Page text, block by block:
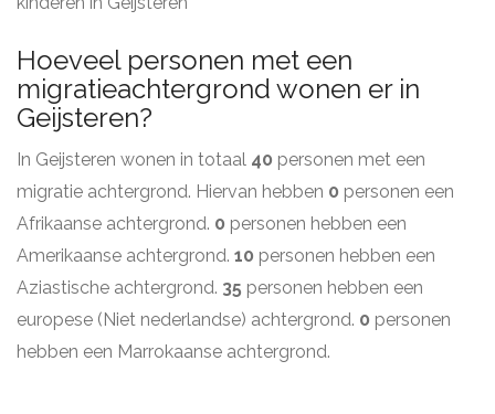
Hoeveel personen met een
migratieachtergrond wonen er in
Geijsteren?
In Geijsteren wonen in totaal 40 personen met een
migratie achtergrond. Hiervan hebben 0 personen een
Afrikaanse achtergrond. 0 personen hebben een
Amerikaanse achtergrond. 10 personen hebben een
Aziastische achtergrond. 35 personen hebben een
europese (Niet nederlandse) achtergrond. 0 personen
hebben een Marrokaanse achtergrond.